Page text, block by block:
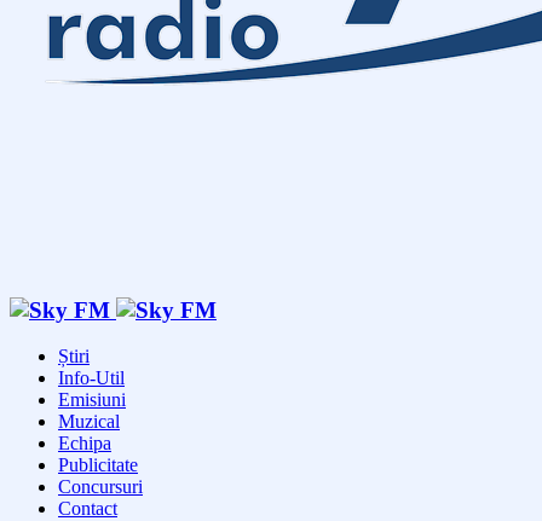
Știri
Info-Util
Emisiuni
Muzical
Echipa
Publicitate
Concursuri
Contact